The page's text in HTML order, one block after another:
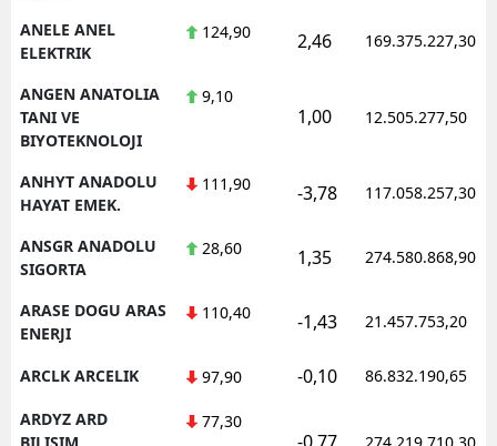
ANELE ANEL
ELEKTRIK
124,90 2,46 169.375.227,30
ANGEN ANATOLIA
TANI VE
BIYOTEKNOLOJI
9,10
1,00 12.505.277,50
ANHYT ANADOLU
HAYAT EMEK.
111,90 -3,78 117.058.257,30
ANSGR ANADOLU
SIGORTA
28,60 1,35 274.580.868,90
ARASE DOGU ARAS
ENERJI
110,40 -1,43 21.457.753,20
ARCLK ARCELIK 97,90 -0,10 86.832.190,65
ARDYZ ARD
BILISIM
77,30
-0,77 274.219.710,30